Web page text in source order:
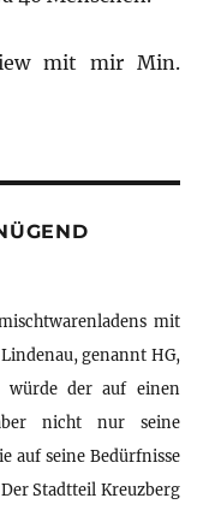
mit mir Min.
mit
genannt HG,
würde der auf einen
nicht nur seine
auf seine Bedürfnisse
Stadtteil Kreuzberg